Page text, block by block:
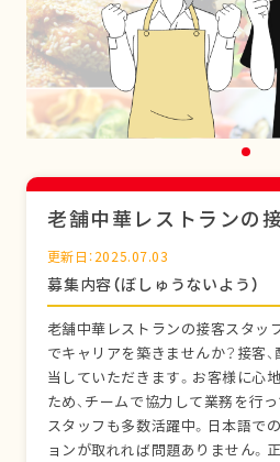
老舗中華レストランの
更新日：2025.07.03
募集内容（ぼしゅうないよう）
老舗中華レストランの接客スタッ
でキャリアを築きませんか？接客、
当していただきます。お客様に心
ため、チームで協力して業務を行
スタッフも多数活躍中。日本語で
ョンが取れれば問題ありません。